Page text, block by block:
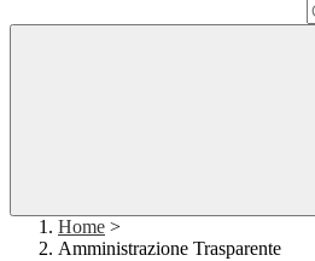
Home >
Amministrazione Trasparente